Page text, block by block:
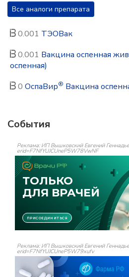
Все аналоги препарата
0.001 ТЭОВак
0.001 Вакцина оспенная
оспенная)
0 ОспаВир® Вакцина
События
Реклама: ИП Вышковский Евгений
erid=F7NfYUJCUneP5W78VwNF
Реклама: ИП Вышковский Евгений
erid=F7NfYUJCUneP5W79xufv